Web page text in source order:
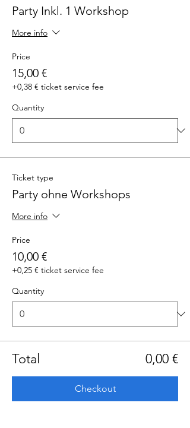
Party Inkl. 1 Workshop
More info
Price
15,00 €
+0,38 € ticket service fee
Quantity
Ticket type
Party ohne Workshops
More info
Price
10,00 €
+0,25 € ticket service fee
Quantity
Total 0,00 €
Checkout